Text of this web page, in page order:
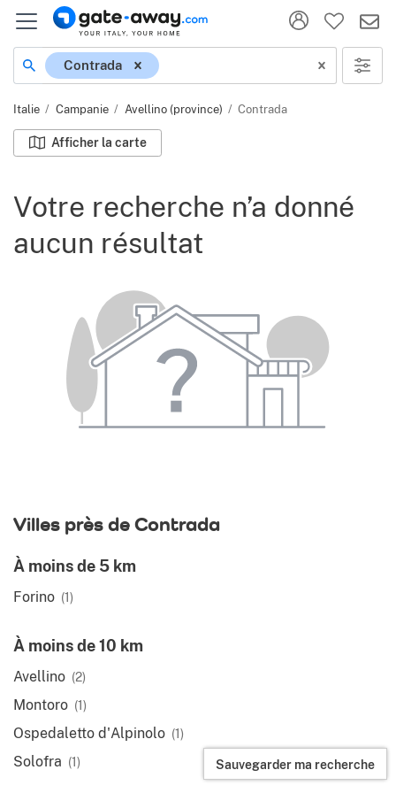
Localisation
Contrada
Italie Campanie Avellino (province) Contrada
Afficher la carte
Votre recherche n’a donné
aucun résultat
Villes près de Contrada
À moins de 5 km
Forino (1)
À moins de 10 km
Avellino (2)
Montoro (1)
Ospedaletto d'Alpinolo (1)
Solofra (1) Sauvegarder ma recherche